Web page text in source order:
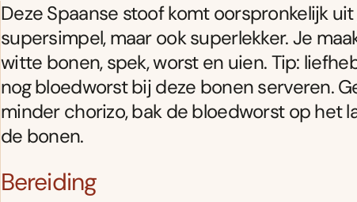
Deze Spaanse stoof komt oorspronkelijk
supersimpel, maar ook superlekker. Je
witte bonen, spek, worst en uien. Tip:
nog bloedworst bij deze bonen serveren.
minder chorizo, bak de bloedworst op het
de bonen.
Bereiding